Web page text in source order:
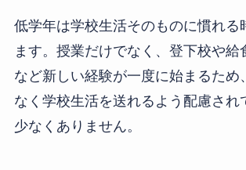
低学年は学校生活そのものに慣れる
ます。授業だけでなく、登下校や給
など新しい経験が一度に始まるため
なく学校生活を送れるよう配慮され
少なくありません。